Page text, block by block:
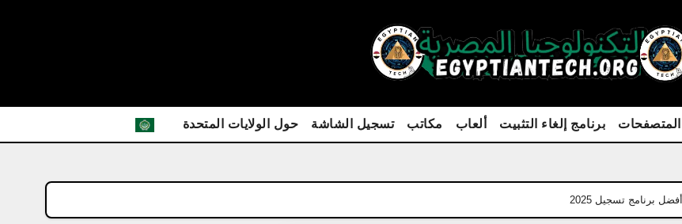
المتصفحات برنامج إلغاء التثبيت ألعاب مكاتب تسجيل الشاشة حول الولايات المتحدة